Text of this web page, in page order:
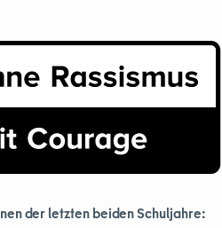
der letzten beiden Schuljahre: